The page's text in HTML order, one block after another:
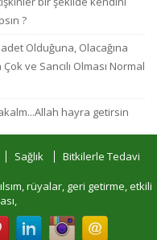
?
Olduğuna, Olacağına
ve Sancılı Olması Normal
hayra getirsin
Sağlık Bitkilerle Tedavi
rüyalar, geri getirme, etkili